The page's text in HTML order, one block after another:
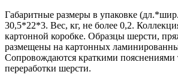
Габаритные размеры в упаковке
30,5*22*3. Вес, кг, не более 0,2.
картонной коробке. Образцы шерсти,
размещены на картонных
Сопровождаются краткими пояснениями
переработки шерсти.